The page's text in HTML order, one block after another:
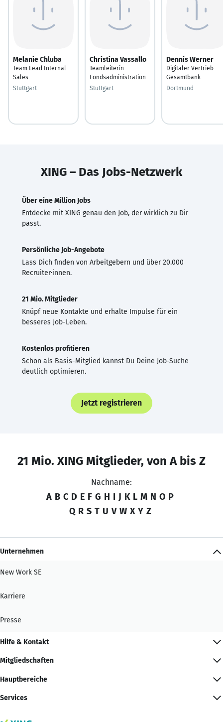
Melanie Chluba
Team Lead Internal
Sales
Stuttgart
Christina Vassallo
Teamleiterin
Fondsadministration
Stuttgart
Dennis Werner
Digitaler Vertrieb
Gesamtbank
Dortmund
XING – Das Jobs-Netzwerk
Über eine Million Jobs
Entdecke mit XING genau den Job, der wirklich zu Dir
passt.
Persönliche Job-Angebote
Lass Dich finden von Arbeitgebern und über 20.000
Recruiter·innen.
21 Mio. Mitglieder
Knüpf neue Kontakte und erhalte Impulse für ein
besseres Job-Leben.
Kostenlos profitieren
Schon als Basis-Mitglied kannst Du Deine Job-Suche
deutlich optimieren.
Jetzt registrieren
21 Mio. XING Mitglieder, von A bis Z
Nachname:
A B C D E F G H I J K L M N O P
Q R S T U V W X Y Z
Unternehmen
New Work SE
Karriere
Presse
Hilfe & Kontakt
Mitgliedschaften
Hauptbereiche
Services